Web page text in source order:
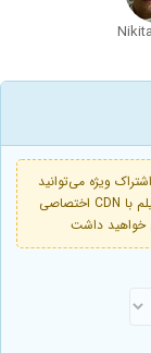
ویژه می‌توانید
هر 2 ساعت یک‌بار درخواست همگام‌سازی لینک‌های این فیلم با CDN اختصاصی
خواهید داشت